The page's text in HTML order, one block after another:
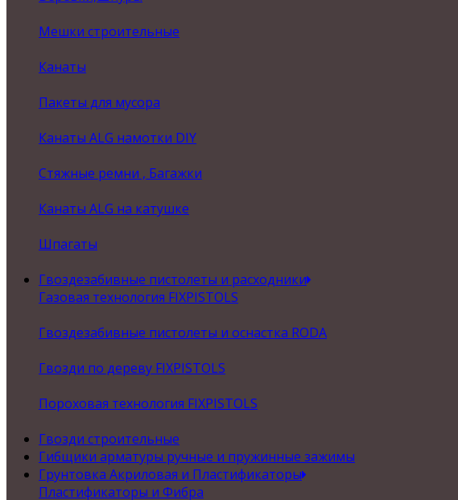
Мешки строительные
Канаты
Пакеты для мусора
Канаты ALG намотки DIY
Стяжные ремни , Багажки
Канаты ALG на катушке
Шпагаты
Гвоздезабивные пистолеты и расходники
Газовая технология FIXPISTOLS
Гвоздезабивные пистолеты и оснастка RODA
Гвозди по дереву FIXPISTOLS
Пороховая технология FIXPISTOLS
Гвозди строительные
Гибщики арматуры ручные и пружинные зажимы
Грунтовка Акриловая и Пластификаторы
Пластификаторы и Фибра